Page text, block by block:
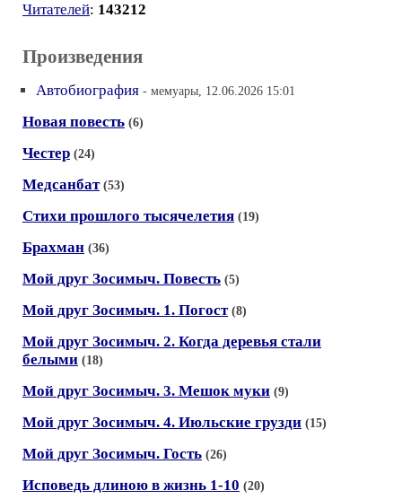
Читателей: 143212
Произведения
Автобиография - мемуары, 12.06.2026 15:01
Новая повесть (6)
Честер (24)
Медсанбат (53)
Стихи прошлого тысячелетия (19)
Брахман (36)
Мой друг Зосимыч. Повесть (5)
Мой друг Зосимыч. 1. Погост (8)
Мой друг Зосимыч. 2. Когда деревья стали
белыми (18)
Мой друг Зосимыч. 3. Мешок муки (9)
Мой друг Зосимыч. 4. Июльские грузди (15)
Мой друг Зосимыч. Гость (26)
Исповедь длиною в жизнь 1-10 (20)